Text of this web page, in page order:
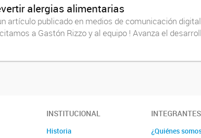
alergias alimentarias
artículo publicado en medios de comunicación
a Gastón Rizzo y al equipo ! Avanza el
INSTITUCIONAL
Historia
INTEGRANTES
¿Quiénes